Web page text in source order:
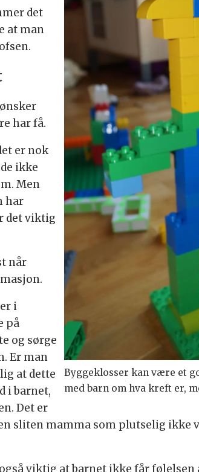
Byggeklosser kan være et
med barn om hva kreft er,
det
at man
har få.
er nok
ikke
Men
har
det viktig
når
i
på
og sørge
Er man
at dette
i barnet,
Det er
sliten mamma som plutselig ikke
viktig at barnet ikke får følelsen